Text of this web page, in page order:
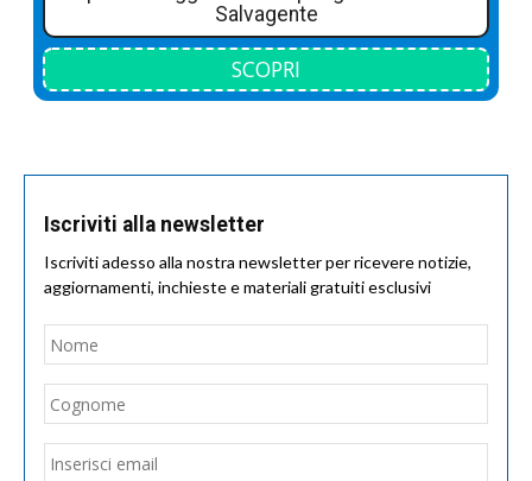
Salvagente
SCOPRI
Iscriviti alla newsletter
Iscriviti adesso alla nostra newsletter per ricevere notizie,
aggiornamenti, inchieste e materiali gratuiti esclusivi
Nome
Email